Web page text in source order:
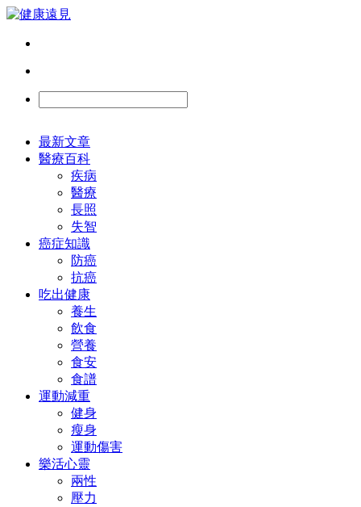
最新文章
醫療百科
疾病
醫療
長照
失智
癌症知識
防癌
抗癌
吃出健康
養生
飲食
營養
食安
食譜
運動減重
健身
瘦身
運動傷害
樂活心靈
兩性
壓力